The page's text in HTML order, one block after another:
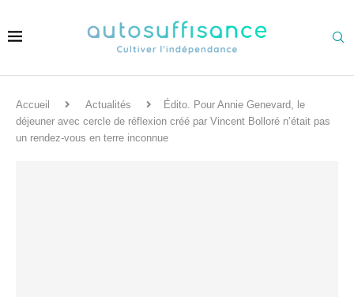
Accueil Actualités
Édito. Pour Annie Genevard, le
déjeuner avec cercle de réflexion créé par Vincent Bolloré n’était pas
un rendez-vous en terre inconnue